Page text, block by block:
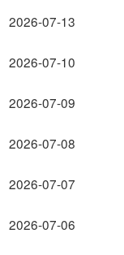
2026-07-13
2026-07-10
2026-07-09
2026-07-08
2026-07-07
2026-07-06